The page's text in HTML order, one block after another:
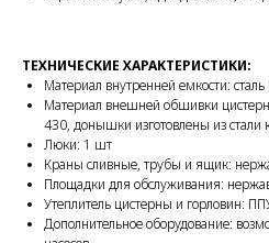
ТЕХНИЧЕСКИЕ ХАРАКТЕРИСТИКИ:
Материал внутренней емкости:
Материал внешней обшивки
430, донышки изготовлены из стали
Люки: 1 шт
Краны сливные, трубы и ящик:
Площадки для обслуживания:
Утеплитель цистерны и горловин:
Дополнительное оборудование: